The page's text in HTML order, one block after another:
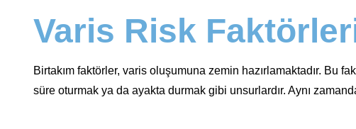
Varis Risk
Birtakım faktörler, varis oluşumuna zemin hazırlamaktadır. Bu
süre oturmak ya da ayakta durmak gibi unsurlardır. Aynı